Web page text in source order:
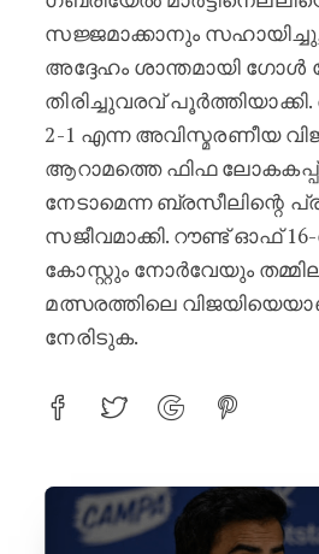
സജ്ജമാക്കാനും സഹായിച്ചു,
അദ്ദേഹം ശാന്തമായി ഗോൾ
തിരിച്ചുവരവ്
2-1 എന്ന അവിസ്മരണീയ
ആറാമത്തെ ഫിഫ ലോകകപ്പ്
നേടാമെന്ന ബ്രസീലിന്റെ
സജീവമാക്കി. റൗണ്ട് ഓഫ്
കോസ്റ്റും നോർവേയും
മത്സരത്തിലെ
നേരിടുക.